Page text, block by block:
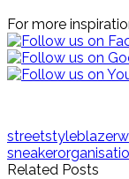
For more
streetstyleblazer
sneaker
Related Posts